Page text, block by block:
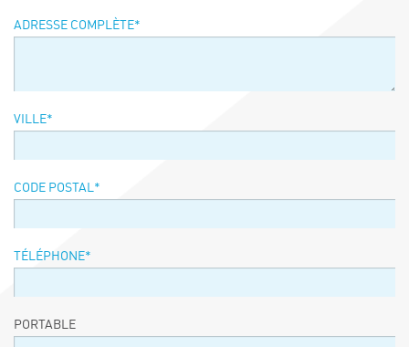
ADRESSE COMPLÈTE*
VILLE*
CODE POSTAL*
TÉLÉPHONE*
PORTABLE